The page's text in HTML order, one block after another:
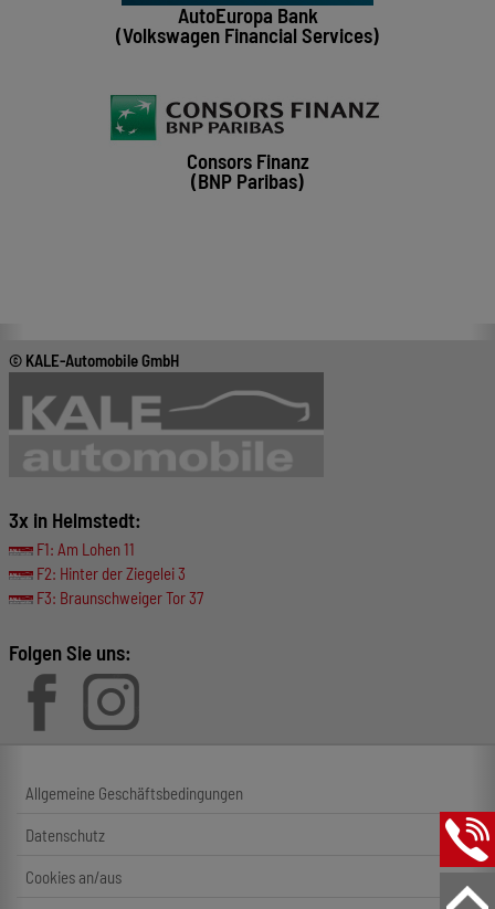
AutoEuropa Bank
(Volkswagen Financial Services)
Consors Finanz
(BNP Paribas)
© KALE-Automobile GmbH
3x in Helmstedt:
F1: Am Lohen 11
F2: Hinter der Ziegelei 3
F3: Braunschweiger Tor 37
Folgen Sie uns:
Allgemeine Geschäftsbedingungen
Datenschutz
Cookies an/aus